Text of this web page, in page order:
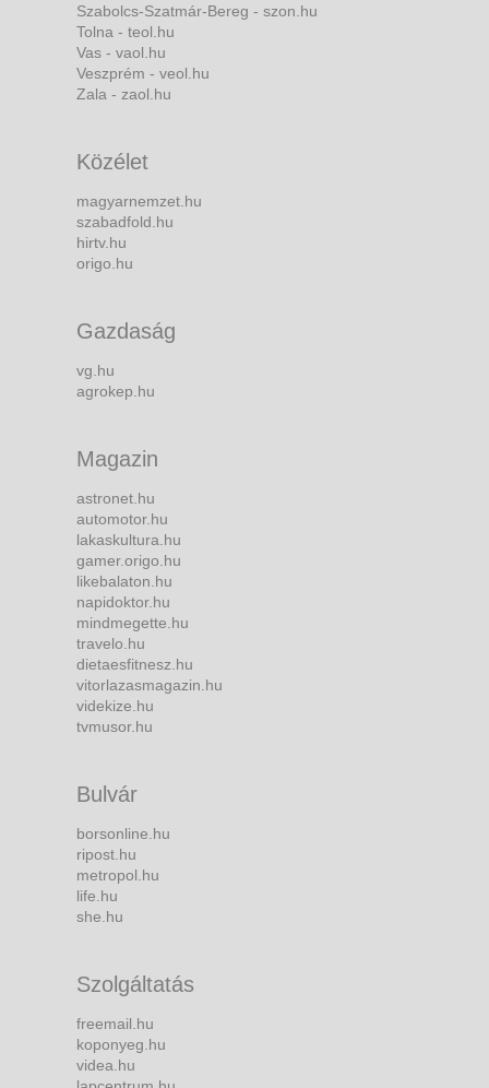
Szabolcs-Szatmár-Bereg - szon.hu
Tolna - teol.hu
Vas - vaol.hu
Veszprém - veol.hu
Zala - zaol.hu
Közélet
magyarnemzet.hu
szabadfold.hu
hirtv.hu
origo.hu
Gazdaság
vg.hu
agrokep.hu
Magazin
astronet.hu
automotor.hu
lakaskultura.hu
gamer.origo.hu
likebalaton.hu
napidoktor.hu
mindmegette.hu
travelo.hu
dietaesfitnesz.hu
vitorlazasmagazin.hu
videkize.hu
tvmusor.hu
Bulvár
borsonline.hu
ripost.hu
metropol.hu
life.hu
she.hu
Szolgáltatás
freemail.hu
koponyeg.hu
videa.hu